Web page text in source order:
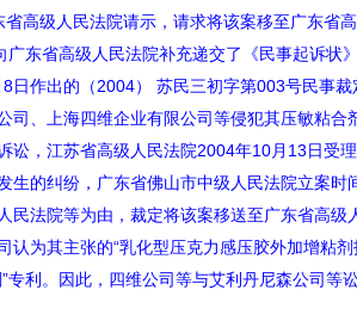
高级人民法院请示，请求将该案移至广东省高
东省高级人民法院补充递交了《民事起诉状》
8日作出的（2004） 苏民三初字第003号民事裁
司、上海四维企业有限公司等侵犯其压敏粘合
讼，江苏省高级人民法院2004年10月 13日受
生的纠纷，广东省佛山市中级人民法院立案时
民法院等为由，裁定将该案移送至广东省高级
为其主张的“乳化型压克力感压胶外加增粘剂
专利。因此，四维公司等与艾利丹尼森公司等